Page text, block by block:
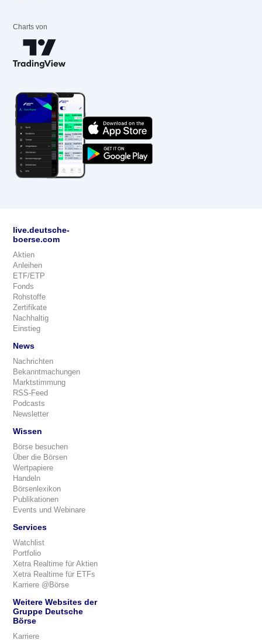
Charts von
live.deutsche-
boerse.com
Aktien
Anleihen
ETF/ETP
Fonds
Rohstoffe
Zertifikate
Nachhaltig
Einstieg
News
Nachrichten
Bekanntmachungen
Marktstimmung
RSS-Feed
Podcasts
Newsletter
Wissen
Börse besuchen
Über die Börsen
Wertpapiere
Handeln
Börsenlexikon
Publikationen
Events und Webinare
Services
Watchlist
Portfolio
Xetra Realtime für Aktien
Xetra Realtime für ETFs
Karriere @Börse
Weitere Websites der
Gruppe Deutsche
Börse
Karriere